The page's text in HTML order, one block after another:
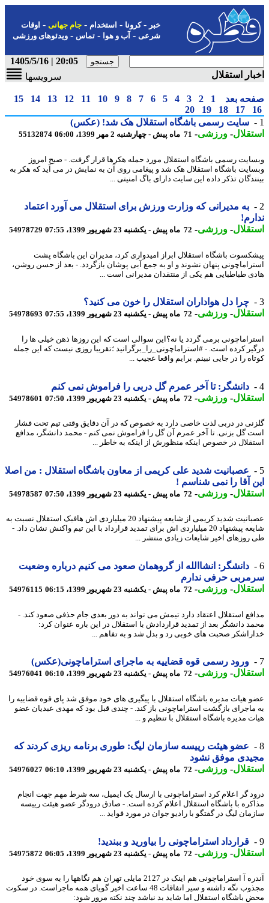
-کرونا-استخدام- جام جهانی-اوقات
شرعی-آب و هوا-تماس-ویدئوهای ورزشی
20:05 | 1405/5/16
استقلال
سرویسها
بعد 1
2
3
4
5
6
7
8
9
10
11
12
13
14
15
17
18
19
20
سایت رسمی باشگاه استقلال هک شد! (عکس)
-ورزشی-71 ماه پیش - چهارشنبه 2 مهر 1399، 06:00 55132874
رسمی باشگاه استقلال مورد حمله هکرها قرار گرفت. - صبح امروز
باشگاه استقلال هک شد و پیغامی روی آن به نمایش در می آید که هکر به
تذکر داده این سایت دارای باگ امنیتی ...
به مدیرانی که وزارت ورزش برای استقلال می آورد اعتماد
-ورزشی-72 ماه پیش - یکشنبه 23 شهریور 1399، 07:55 54978729
باشگاه استقلال ابراز امیدواری کرد، مدیران این باشگاه پشت
پنهان نشوند و او به جمع آبی پوشان بازگردد. - بعد از حسن روشن،
طباطبایی هم یکی از منتقدان مدیرانی است ...
چرا دل هواداران استقلال را خون می کنید؟
-ورزشی-72 ماه پیش - یکشنبه 23 شهریور 1399، 07:55 54978693
برمی گردد یا نه؟این سوالی است که این روزها ذهن خیلی ها را
کرده است. - #استراماچونی_را_برگرانید ؛تقریبا روزی نیست که این جمله
را در جایی نبینم. برایم واقعا عجیب ...
دانشگر: تا آخر عمرم گل دربی را فراموش نمی کنم
-ورزشی-72 ماه پیش - یکشنبه 23 شهریور 1399، 07:50 54978601
در دربی لذت خاصی دارد به خصوص که در آن دقایق وقتی تیم تحت فشار
گل بزنی. تا آخر عمرم آن گل را فراموش نمی کنم - محمد دانشگر، مدافع
در خصوص اینکه منظورش از اینکه به خاطر ...
عصبانیت شدید علی کریمی از معاون باشگاه استقلال : من اصلا
آقا را نمی شناسم !
-ورزشی-72 ماه پیش - یکشنبه 23 شهریور 1399، 07:50 54978587
عصبانیت شدید کریمی از شایعه پیشنهاد 20 میلیاردی اش هافبک استقلال نسبت به
شایعه پیشنهاد 20 میلیاردی اش برای تمدید قرارداد با این تیم واکنش نشان داد. -
اخیر شایعات زیادی منتشر ...
دانشگر: انشاالله از گروهمان صعود می کنیم درباره وضعیت
حرفی ندارم
-ورزشی-72 ماه پیش - یکشنبه 23 شهریور 1399، 06:15 54976115
استقلال اعتقاد دارد تیمش می تواند به دور بعدی جام حذفی صعود کند. -
دانشگر بعد از تمدید قراردادش با استقلال در این باره عنوان کرد:
صحبت های خوبی رد و بدل شد و به تفاهم ...
ورود رسمی قوه قضاییه به ماجرای استراماچونی(عکس)
-ورزشی-72 ماه پیش - یکشنبه 23 شهریور 1399، 06:10 54976041
هیات مدیره باشگاه استقلال با پیگیری های خود موفق شد پای قوه قضاییه را
بازگشت استراماچونی باز کند. - چندی قبل بود که مهدی عبدیان عضو
مدیره باشگاه استقلال با تنظیم و ...
عضو هیئت رییسه سازمان لیگ: طوری برنامه ریزی کردند که
موفق نشود
-ورزشی-72 ماه پیش - یکشنبه 23 شهریور 1399، 06:10 54976027
گر اعلام کرد استراماچونی با ارسال یک ایمیل، سه شرط مهم جهت انجام
با باشگاه استقلال اعلام کرده است. - صادق درودگر عضو هیئت رییسه
لیگ در گفتگو با رادیو جوان در مورد فواید ...
قرارداد استراماچونی را بیاورید و ببندید!
-ورزشی-72 ماه پیش - یکشنبه 23 شهریور 1399، 06:05 54975872
آندره آ استراماچونی هم اینک در 2127 مایلی تهران هم نگاهها را به سوی خود
مجذوب نگه داشته و سیر اتفاقات 48 ساعت اخیر گویای همه ماجراست. در سکوت
باشگاه استقلال اما شاید بد نباشد چند نکته مرور شود: